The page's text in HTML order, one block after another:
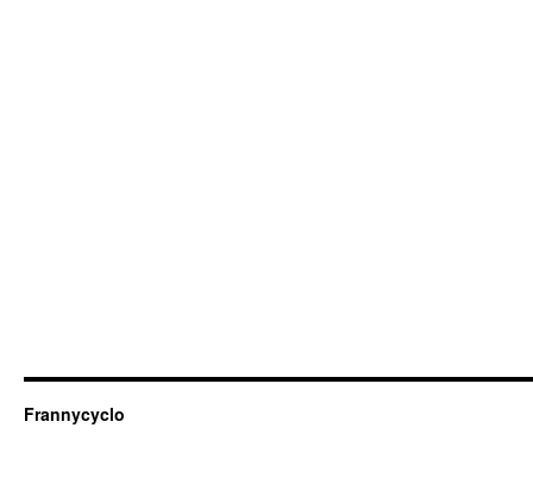
Frannycyclo